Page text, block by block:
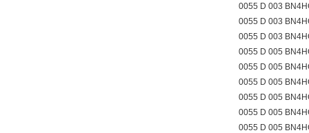
0055 D 003
0055 D 003
0055 D 003
0055 D 005
0055 D 005
0055 D 005
0055 D 005
0055 D 005
0055 D 005